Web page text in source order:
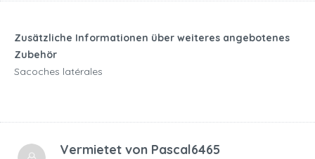
Zusätzliche Informationen über weiteres angebotenes
Zubehör
Sacoches latérales
Vermietet von Pascal6465